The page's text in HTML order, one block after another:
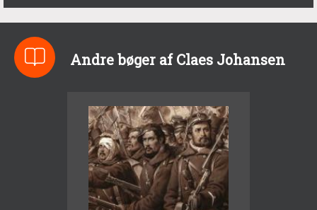
Andre bøger af Claes Johansen